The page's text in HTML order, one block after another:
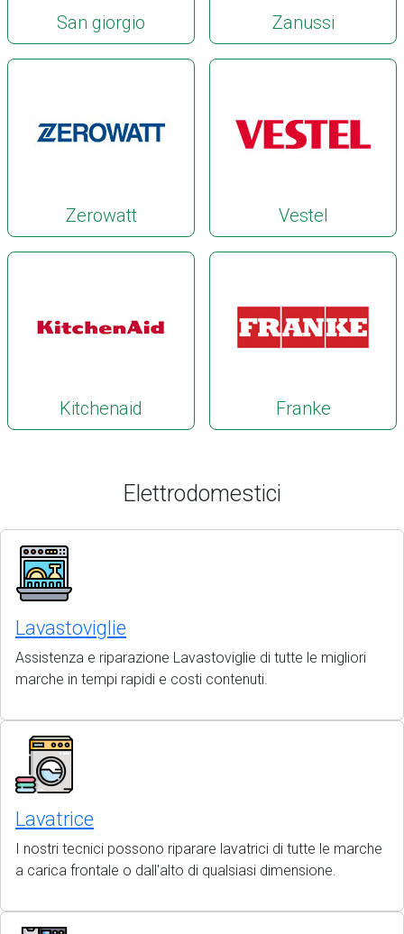
San giorgio Zanussi
Zerowatt Vestel
Kitchenaid Franke
Elettrodomestici
Lavastoviglie
Assistenza e riparazione Lavastoviglie di tutte le migliori
marche in tempi rapidi e costi contenuti.
Lavatrice
I nostri tecnici possono riparare lavatrici di tutte le marche
a carica frontale o dall'alto di qualsiasi dimensione.